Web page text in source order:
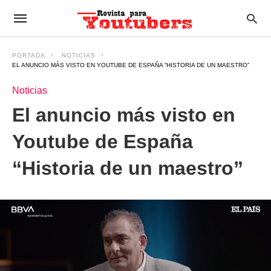
PORTADA
NOTICIAS
EL ANUNCIO MÁS VISTO EN YOUTUBE DE ESPAÑA “HISTORIA DE UN MAESTRO”
Noticias
El anuncio más visto en
Youtube de España
“Historia de un maestro”